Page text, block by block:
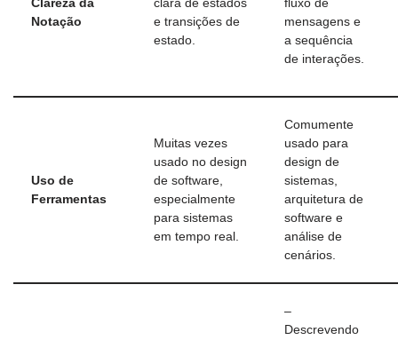
Clareza da
Notação
clara de estados
e transições de
estado.
fluxo de
mensagens e
a sequência
de interações.
Uso de
Ferramentas
Muitas vezes
usado no design
de software,
especialmente
para sistemas
em tempo real.
Comumente
usado para
design de
sistemas,
arquitetura de
software e
análise de
cenários.
–
Descrevendo